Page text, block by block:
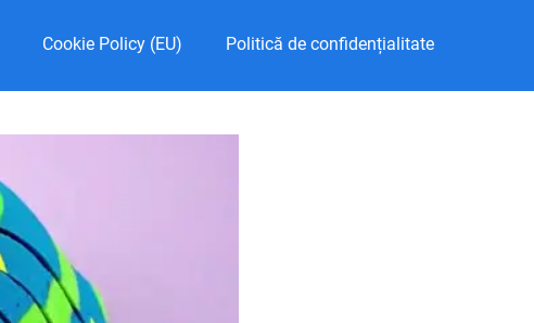
Cookie Policy (EU) Politică de confidențialitate